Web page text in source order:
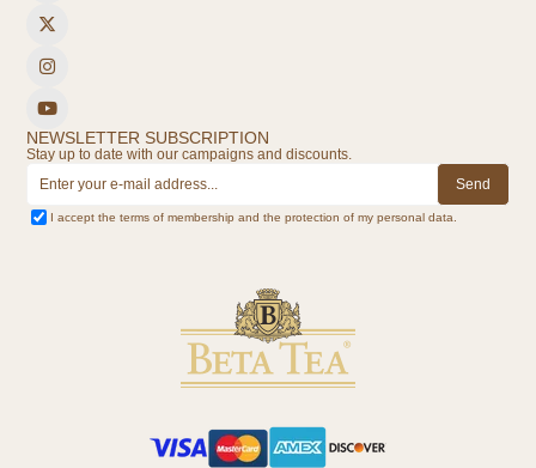
NEWSLETTER SUBSCRIPTION
Stay up to date with our campaigns and discounts.
Send
I accept the terms of membership and the protection of my personal data.